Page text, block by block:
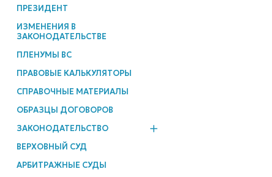
ПРЕЗИДЕНТ
ИЗМЕНЕНИЯ В
ЗАКОНОДАТЕЛЬСТВЕ
ПЛЕНУМЫ ВС
ПРАВОВЫЕ КАЛЬКУЛЯТОРЫ
СПРАВОЧНЫЕ МАТЕРИАЛЫ
ОБРАЗЦЫ ДОГОВОРОВ
ЗАКОНОДАТЕЛЬСТВО
ВЕРХОВНЫЙ СУД
АРБИТРАЖНЫЕ СУДЫ